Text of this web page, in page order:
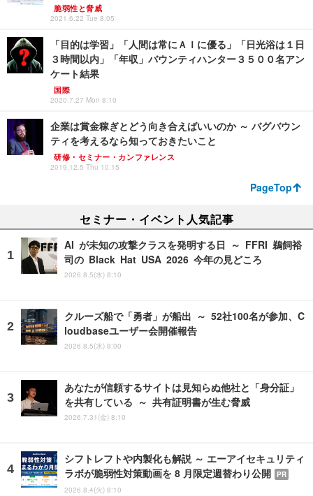
脆弱性と脅威
2021.6.22 Tue 8:05
「目的は学習」「人間は常にＡＩに優る」「日光浴は１日
３時間以内」「年収」バウンティハンター３５００名アン
ケート結果
国際
2020.7.27 Mon 8:10
企業は賞金稼ぎとどう向き合えばいいのか ～ バグバウン
ティを考えるなら知っておきたいこと
研修・セミナー・カンファレンス
2019.12.5 Thu 10:15
PageTop
セミナー・イベント人気記事
AI が未知の攻撃クラスを発明する日 ～ FFRI 鵜飼裕
司の Black Hat USA 2026 今年の見どころ
2026.8.5(水) 8:10
クルーズ船で「勇者」が船出 ～ 52社100名が参加、C
loudbaseユーザー会開催報告
2026.8.5(水) 8:00
あなたが信頼するサイトは見知らぬ他社と「身分証」
を共有している ～ 共有証明書が生む脅威
2026.7.31(金) 8:10
シフトレフトや内製化も解説 ～ エーアイセキュリティ
ラボが脆弱性対策動画を 8 月限定週替わり公開 PR
2026.8.4(火) 8:10